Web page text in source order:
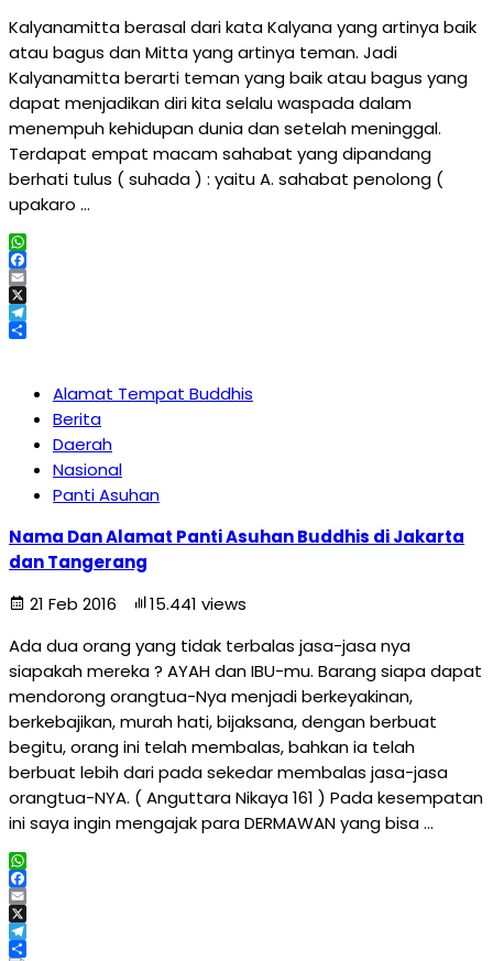
Kalyanamitta berasal dari kata Kalyana yang artinya baik
atau bagus dan Mitta yang artinya teman. Jadi
Kalyanamitta berarti teman yang baik atau bagus yang
dapat menjadikan diri kita selalu waspada dalam
menempuh kehidupan dunia dan setelah meninggal.
Terdapat empat macam sahabat yang dipandang
berhati tulus ( suhada ) : yaitu A. sahabat penolong (
upakaro …
WhatsApp
Facebook
Email
X
Telegram
Alamat Tempat Buddhis
Berita
Daerah
Nasional
Panti Asuhan
Nama Dan Alamat Panti Asuhan Buddhis di Jakarta
dan Tangerang
21 Feb 2016
15.441 views
Ada dua orang yang tidak terbalas jasa-jasa nya
siapakah mereka ? AYAH dan IBU-mu. Barang siapa dapat
mendorong orangtua-Nya menjadi berkeyakinan,
berkebajikan, murah hati, bijaksana, dengan berbuat
begitu, orang ini telah membalas, bahkan ia telah
berbuat lebih dari pada sekedar membalas jasa-jasa
orangtua-NYA. ( Anguttara Nikaya 161 ) Pada kesempatan
ini saya ingin mengajak para DERMAWAN yang bisa …
WhatsApp
Facebook
Email
X
Telegram